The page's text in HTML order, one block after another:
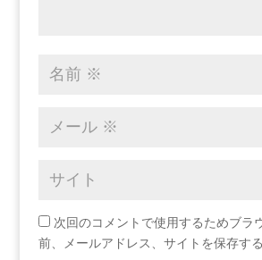
次回のコメントで使用するためブラ
前、メールアドレス、サイトを保存する